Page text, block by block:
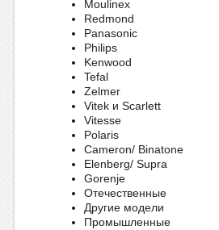
Moulinex
Redmond
Panasonic
Philips
Kenwood
Tefal
Zelmer
Vitek и Scarlett
Vitesse
Polaris
Cameron/ Binatone
Elenberg/ Supra
Gorenje
Отечественные
Другие модели
Промышленные